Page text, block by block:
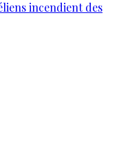
incendient des